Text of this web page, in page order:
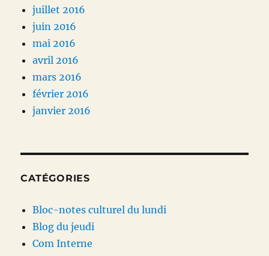
juillet 2016
juin 2016
mai 2016
avril 2016
mars 2016
février 2016
janvier 2016
CATÉGORIES
Bloc-notes culturel du lundi
Blog du jeudi
Com Interne